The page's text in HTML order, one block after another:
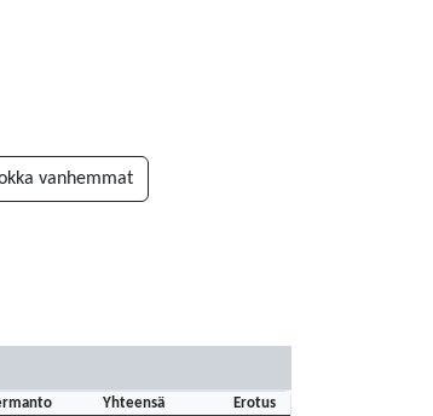
vanhemmat
Yhteensä
Erotus